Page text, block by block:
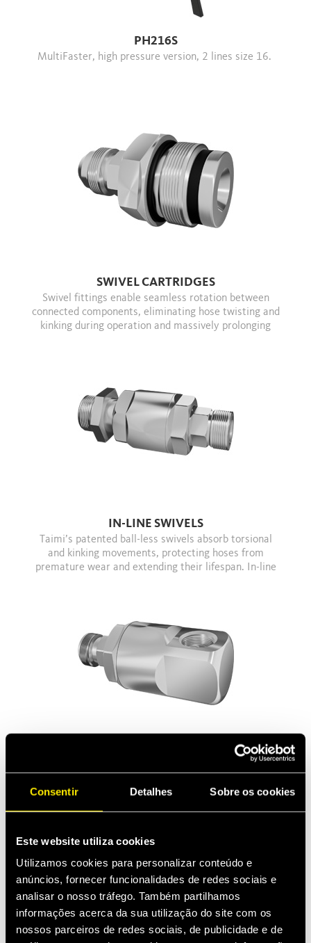
Consentir Detalhes Sobre os cookies
Este website utiliza cookies
Utilizamos cookies para personalizar conteúdo e
anúncios, fornecer funcionalidades de redes sociais e
analisar o nosso tráfego. Também partilhamos
informações acerca da sua utilização do site com os
nossos parceiros de redes sociais, de publicidade e de
PH216S
MultiFaster, high pressure version, 2 lines size 16.
SWIVEL CARTRIDGES
Swivel fittings enable seamless rotation between
connected components, eliminating hose twisting and
kinking during operation and massively prolonging
IN-LINE SWIVELS
and kinking movements, protecting hoses from
premature wear and extending their lifespan. In-line
and kinking movements, protecting hoses from
premature wear and extending their lifespan. 90°
accommodating diverse installation requirements.